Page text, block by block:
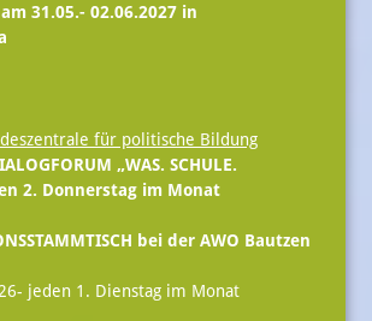
31.05.- 02.06.2027 in
für politische Bildung
„WAS. SCHULE.
2. Donnerstag im Monat
bei der AWO Bautzen
jeden 1. Dienstag im Monat